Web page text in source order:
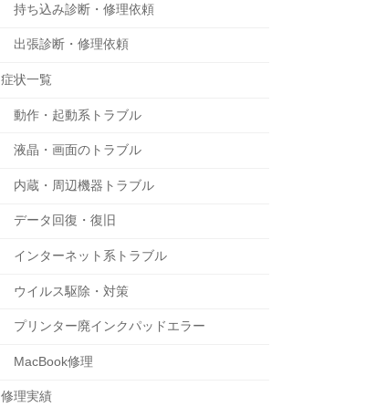
持ち込み診断・修理依頼
出張診断・修理依頼
症状一覧
動作・起動系トラブル
液晶・画面のトラブル
内蔵・周辺機器トラブル
データ回復・復旧
インターネット系トラブル
ウイルス駆除・対策
プリンター廃インクパッドエラー
MacBook修理
修理実績